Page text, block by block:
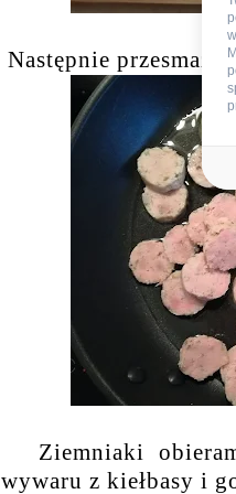
Następnie
Ziemniaki
wywaru z kiełbasy i